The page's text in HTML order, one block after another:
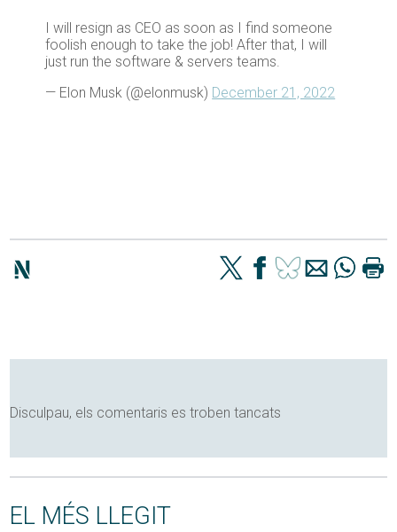
I will resign as CEO as soon as I find someone
foolish enough to take the job! After that, I will
just run the software & servers teams.
— Elon Musk (@elonmusk) December 21, 2022
Disculpau, els comentaris es troben tancats
EL MÉS LLEGIT